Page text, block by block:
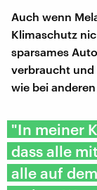
Auch wenn
Klimaschutz
sparsames
verbraucht und
wie bei
"In meiner
dass alle
alle auf